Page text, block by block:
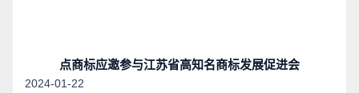
点商标应邀参与江苏省高知名商标发展促进会
2024-01-22